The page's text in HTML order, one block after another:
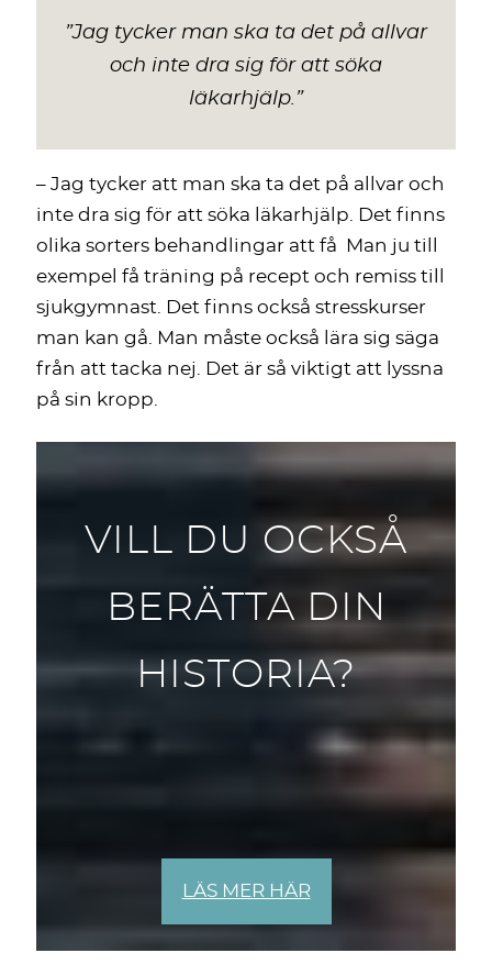
”Jag tycker man ska ta det på allvar
och inte dra sig för att söka
läkarhjälp. ”
– Jag tycker att man ska ta det på allvar och
inte dra sig för att söka läkarhjälp. Det finns
olika sorters behandlingar att få Man ju till
exempel få träning på recept och remiss till
sjukgymnast. Det finns också stresskurser
man kan gå. Man måste också lära sig säga
från att tacka nej. Det är så viktigt att lyssna
på sin kropp.
VILL DU OCKSÅ
BERÄTTA DIN
HISTORIA?
LÄS MER HÄR